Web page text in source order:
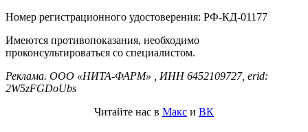
Номер регистрационного удостоверения: РФ-КД-01177
Имеются противопоказания, необходимо
проконсультироваться со специалистом.
Реклама. ООО «НИТА-ФАРМ» , ИНН 6452109727, erid:
2W5zFGDoUbs
Читайте нас в Макс и ВК